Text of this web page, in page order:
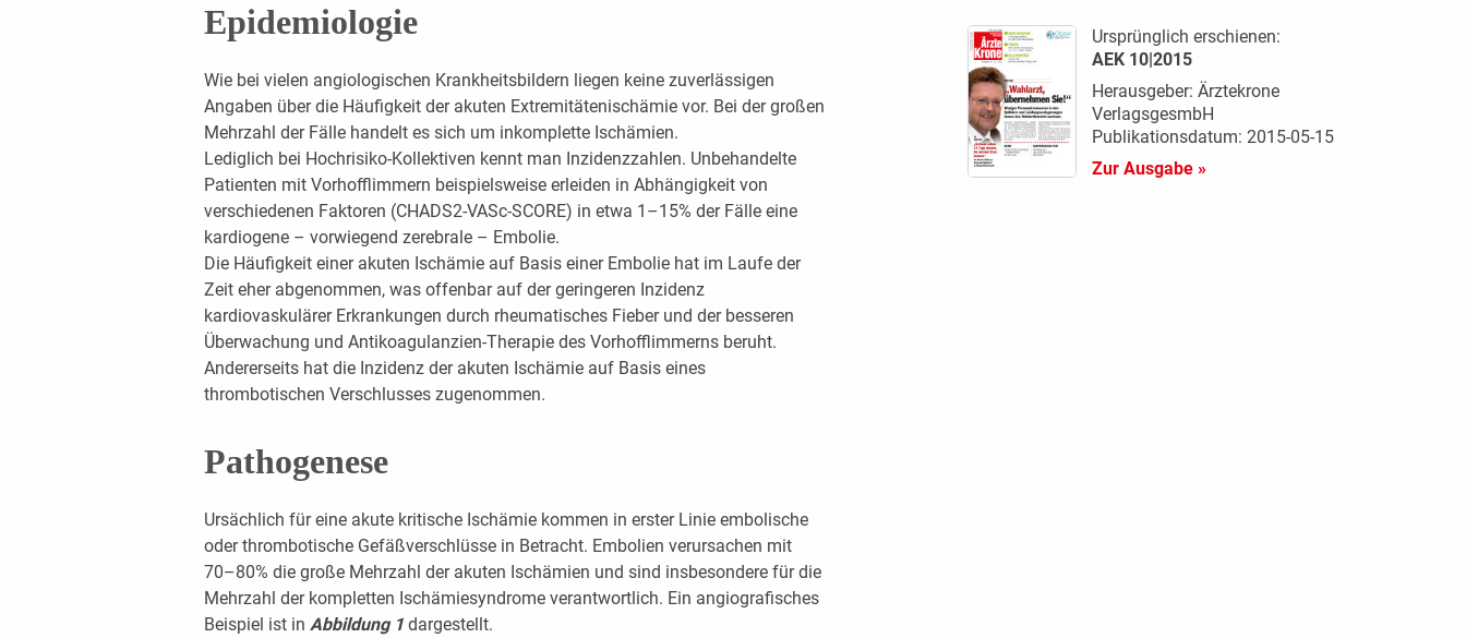
Epidemiologie
Wie bei vielen angiologischen Krankheitsbildern liegen keine zuverlässigen
Angaben über die Häufigkeit der akuten Extremitätenischämie vor. Bei der großen
Mehrzahl der Fälle handelt es sich um inkomplette Ischämien.
Lediglich bei Hochrisiko-Kollektiven kennt man Inzidenzzahlen. Unbehandelte
Patienten mit Vorhofflimmern beispielsweise erleiden in Abhängigkeit von
verschiedenen Faktoren (CHADS2-VASc-SCORE) in etwa 1–15% der Fälle eine
kardiogene – vorwiegend zerebrale – Embolie.
Die Häufigkeit einer akuten Ischämie auf Basis einer Embolie hat im Laufe der
Zeit eher abgenommen, was offenbar auf der geringeren Inzidenz
kardiovaskulärer Erkrankungen durch rheumatisches Fieber und der besseren
Überwachung und Antikoagulanzien-Therapie des Vorhofflimmerns beruht.
Andererseits hat die Inzidenz der akuten Ischämie auf Basis eines
thrombotischen Verschlusses zugenommen.
Pathogenese
Ursächlich für eine akute kritische Ischämie kommen in erster Linie embolische
oder thrombotische Gefäßverschlüsse in Betracht. Embolien verursachen mit
70–80% die große Mehrzahl der akuten Ischämien und sind insbesondere für die
Mehrzahl der kompletten Ischämiesyndrome verantwortlich. Ein angiografisches
Beispiel ist in Abbildung 1dargestellt.
Ursprünglich erschienen:
AEK 10|2015
Herausgeber: Ärztekrone
VerlagsgesmbH
Publikationsdatum: 2015-05-15
Zur Ausgabe »